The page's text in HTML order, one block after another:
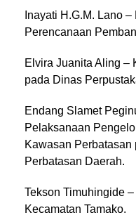
Inayati H.G.M. Lano
Perencanaan
Elvira Juanita Aling –
pada Dinas
Endang Slamet
Pelaksanaan
Kawasan
Perbatasan Daerah.
Tekson Timuhingide
Kecamatan Tamako.